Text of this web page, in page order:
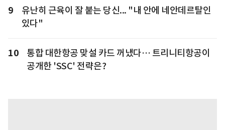
9
유난히 근육이 잘 붙는 당신... "내 안에 네안데르탈인
있다"
10
통합 대한항공 맞설 카드 꺼냈다… 트리니티항공이
공개한 'SSC' 전략은?